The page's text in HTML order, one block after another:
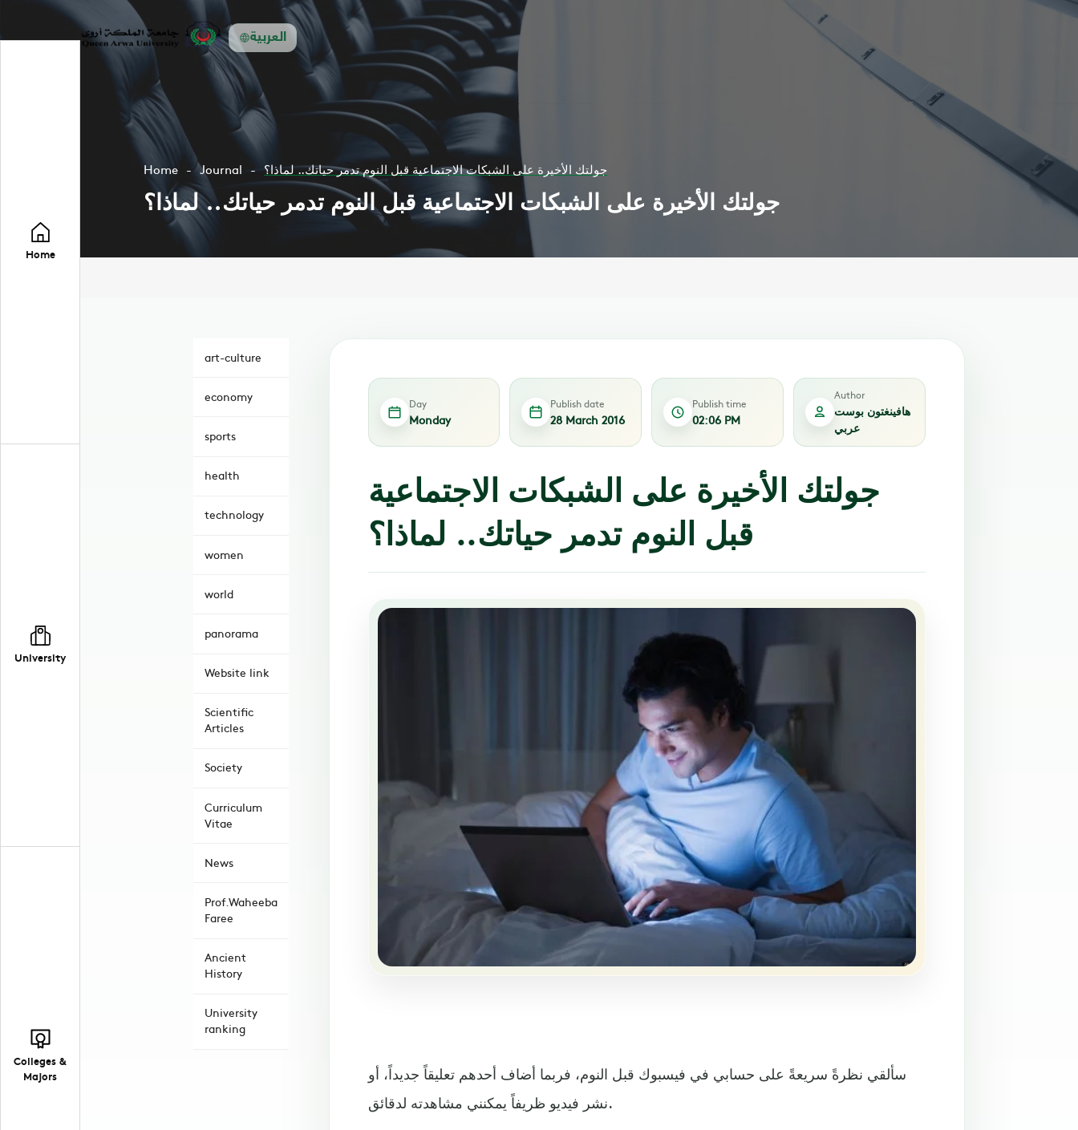
العربية
Home
University
Colleges &
Majors
Home Journal جولتك الأخيرة على الشبكات الاجتماعية قبل النوم تدمر حياتك.. لماذا؟
جولتك الأخيرة على الشبكات الاجتماعية قبل النوم تدمر حياتك.. لماذا؟
art-culture
economy
sports
health
technology
women
world
panorama
Website link
Scientific
Articles
Society
Curriculum
Vitae
News
Prof.Waheeba
Faree
Ancient
History
University
ranking
Day
Monday
Publish date
28 March 2016
Publish time
02:06 PM
Author
هافينغتون بوست
عربي
جولتك الأخيرة على الشبكات الاجتماعية
قبل النوم تدمر حياتك.. لماذا؟
سألقي نظرةً سريعةً على حسابي في فيسبوك قبل النوم، فربما أضاف أحدهم تعليقاً جديداً، أو
نشر فيديو ظريفاً يمكنني مشاهدته لدقائق.